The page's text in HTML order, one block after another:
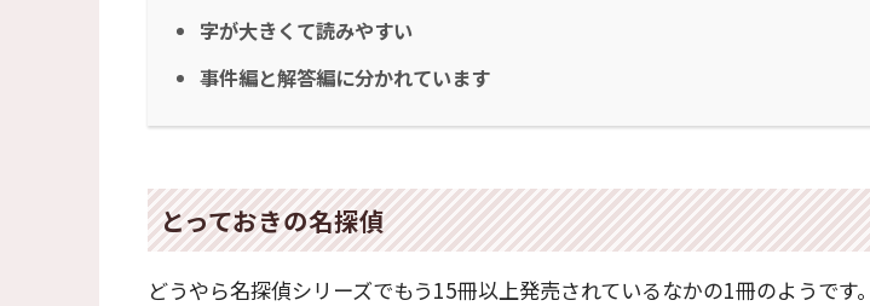
字が大きくて読みやすい
事件編と解答編に分かれています
とっておきの名探偵
どうやら名探偵シリーズでもう15冊以上発売されているなかの1冊のようです。